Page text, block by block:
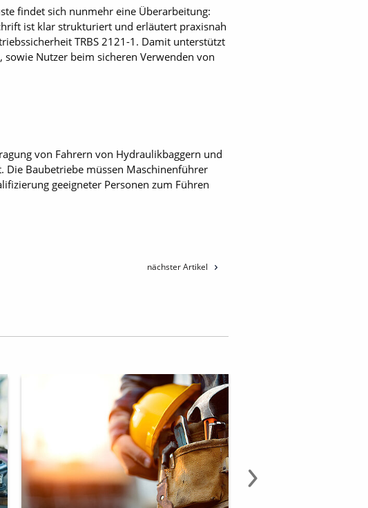
findet sich nunmehr eine Überarbeitung:
ist klar strukturiert und erläutert praxisnah
TRBS 2121-1. Damit unterstützt
Nutzer beim sicheren Verwenden von
von Fahrern von Hydraulikbaggern und
Die Baubetriebe müssen Maschinenführer
geeigneter Personen zum Führen
nächster Artikel